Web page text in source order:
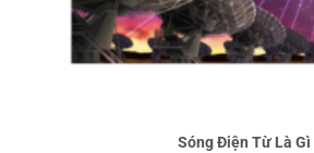
Sóng Điện Từ Là Gì